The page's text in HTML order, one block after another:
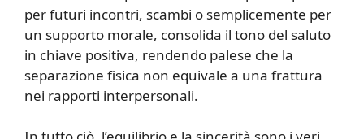
per futuri incontri, scambi o semplicemente per
un supporto morale, consolida il tono del saluto
in chiave positiva, rendendo palese che la
separazione fisica non equivale a una frattura
nei rapporti interpersonali.